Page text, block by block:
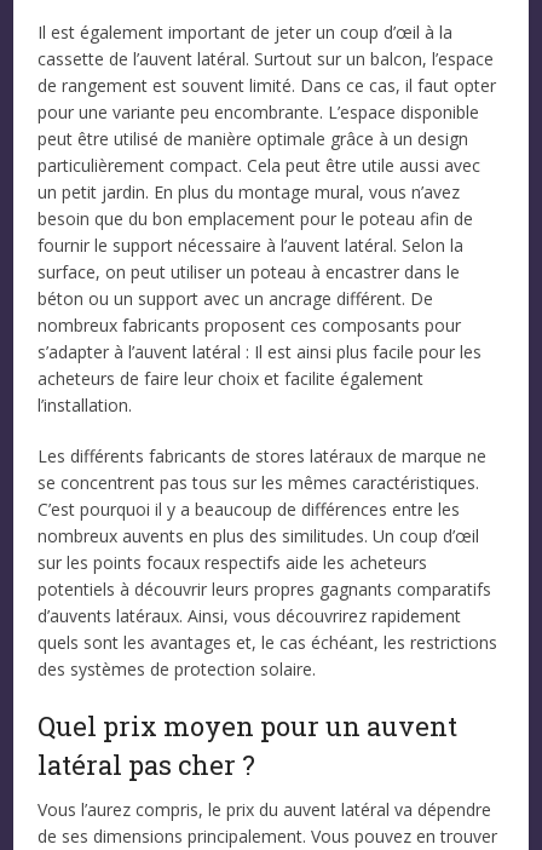
Il est également important de jeter un coup d’œil à la
cassette de l’auvent latéral. Surtout sur un balcon, l’espace
de rangement est souvent limité. Dans ce cas, il faut opter
pour une variante peu encombrante. L’espace disponible
peut être utilisé de manière optimale grâce à un design
particulièrement compact. Cela peut être utile aussi avec
un petit jardin. En plus du montage mural, vous n’avez
besoin que du bon emplacement pour le poteau afin de
fournir le support nécessaire à l’auvent latéral. Selon la
surface, on peut utiliser un poteau à encastrer dans le
béton ou un support avec un ancrage différent. De
nombreux fabricants proposent ces composants pour
s’adapter à l’auvent latéral : Il est ainsi plus facile pour les
acheteurs de faire leur choix et facilite également
l’installation.
Les différents fabricants de stores latéraux de marque ne
se concentrent pas tous sur les mêmes caractéristiques.
C’est pourquoi il y a beaucoup de différences entre les
nombreux auvents en plus des similitudes. Un coup d’œil
sur les points focaux respectifs aide les acheteurs
potentiels à découvrir leurs propres gagnants comparatifs
d’auvents latéraux. Ainsi, vous découvrirez rapidement
quels sont les avantages et, le cas échéant, les restrictions
des systèmes de protection solaire.
Quel prix moyen pour un auvent
latéral pas cher ?
Vous l’aurez compris, le prix du auvent latéral va dépendre
de ses dimensions principalement. Vous pouvez en trouver